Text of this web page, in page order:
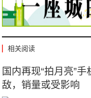
相关阅读
国内再现“拍月亮”
敌，销量或受影响